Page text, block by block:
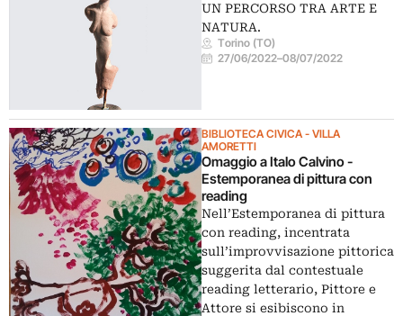
UN PERCORSO TRA ARTE E
NATURA.
Torino (TO)
27/06/2022–08/07/2022
BIBLIOTECA CIVICA - VILLA
AMORETTI
Omaggio a Italo Calvino -
Estemporanea di pittura con
reading
Nell’Estemporanea di pittura
con reading, incentrata
sull’improvvisazione pittorica
suggerita dal contestuale
reading letterario, Pittore e
Attore si esibiscono in